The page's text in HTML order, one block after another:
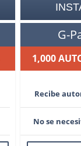
G-
1,000
Recibe
No se